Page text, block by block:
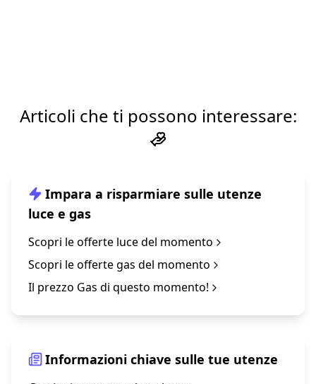
Articoli che ti possono interessare:
Impara a risparmiare sulle utenze
luce e gas
Scopri le offerte luce del momento
Scopri le offerte gas del momento
Il prezzo Gas di questo momento!
Informazioni chiave sulle tue utenze